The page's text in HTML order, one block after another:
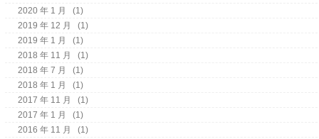
2020 年 1 月
(1)
2019 年 12 月
(1)
2019 年 1 月
(1)
2018 年 11 月
(1)
2018 年 7 月
(1)
2018 年 1 月
(1)
2017 年 11 月
(1)
2017 年 1 月
(1)
2016 年 11 月
(1)